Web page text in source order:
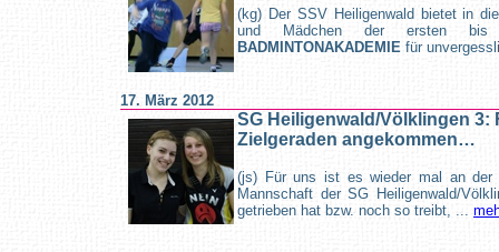
(kg) Der SSV Heiligenwald bietet in
und Mädchen der ersten bis
BADMINTONAKADEMIE für
17. März 2012
SG Heiligenwald/Völklingen 3:
Zielgeraden angekommen…
(js) Für uns ist es wieder mal an
Mannschaft der SG Heiligenwald/
getrieben hat bzw. noch so treibt, ...